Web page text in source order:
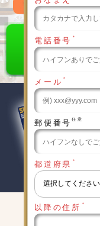
電話番号 ＊
メール ＊
郵便番号 任意
都道府県 ＊
以降の住所 ＊
キ